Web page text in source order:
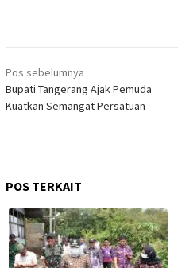
Navigasi
pos
Pos sebelumnya
Bupati Tangerang Ajak Pemuda
Kuatkan Semangat Persatuan
POS TERKAIT